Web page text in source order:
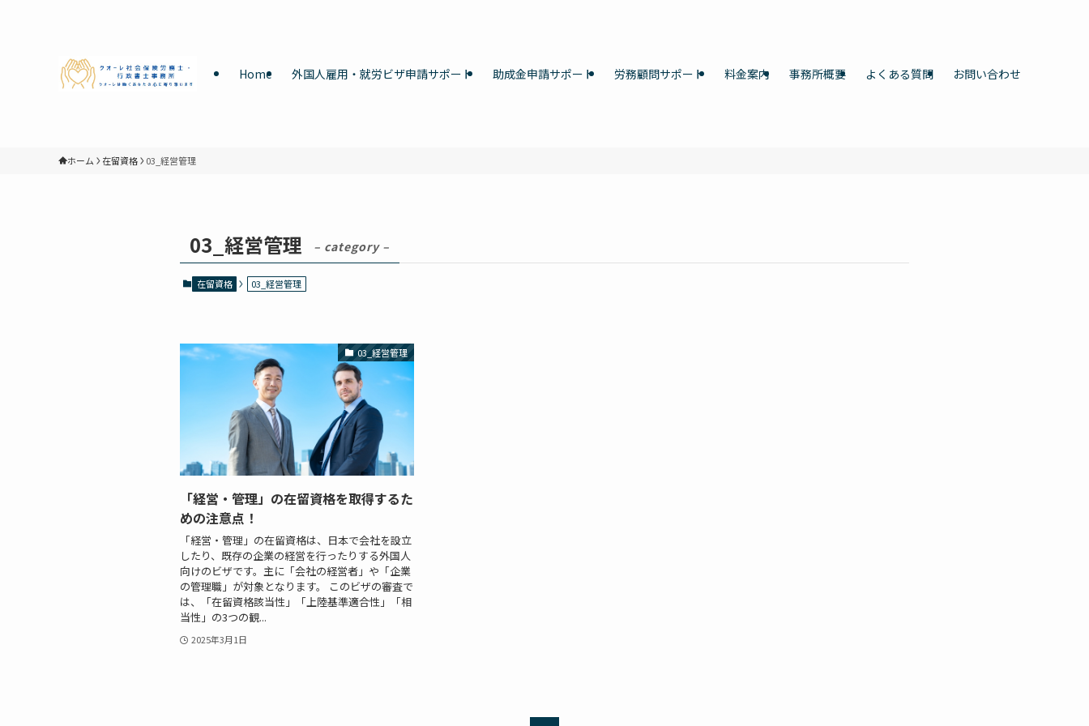
Home 外国人雇用・就労ビザ申請サポート 助成金申請サポート 労務顧問サポート 料金案内 事務所概要 よくある質問 お問い合わせ
ホーム 在留資格 03_経営管理
03_経営管理 – category –
在留資格 03_経営管理
03_経営管理
「経営・管理」の在留資格を取得するた
めの注意点！
「経営・管理」の在留資格は、日本で会社を設立
したり、既存の企業の経営を行ったりする外国人
向けのビザです。主に「会社の経営者」や「企業
の管理職」が対象となります。 このビザの審査で
は、「在留資格該当性」「上陸基準適合性」「相
当性」の3つの観...
2025年3月1日